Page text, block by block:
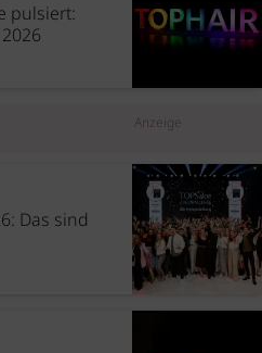
pulsiert:
Anzeige
Das sind